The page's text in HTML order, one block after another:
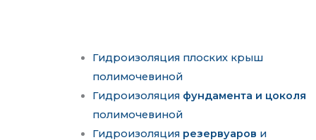
Гидроизоляция плоских крыш
полимочевиной
Гидроизоляция фундамента и цоколя
полимочевиной
Гидроизоляция резервуаров и